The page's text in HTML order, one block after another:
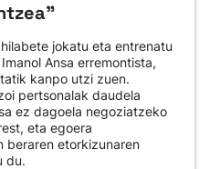
jokatu eta entrenatu
Ansa erremontista,
kanpo utzi zuen.
pertsonalak daudela
ez dagoela negoziatzeko
eta egoera
beraren etorkizunaren
du.